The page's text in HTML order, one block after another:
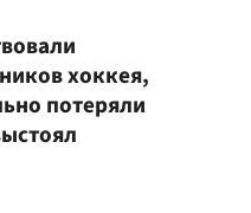
хоккея,
потеряли